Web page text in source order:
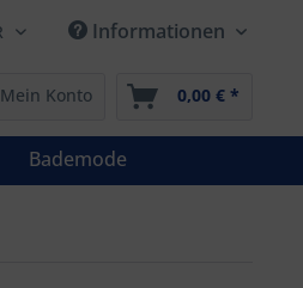
Informationen
Mein Konto 0,00 € *
Bademode